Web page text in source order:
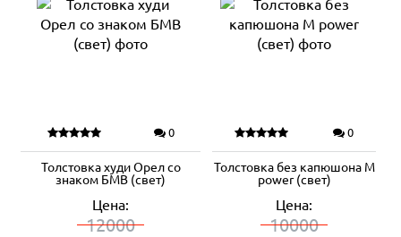
0
Толстовка худи Орел со
знаком БМВ (свет)
Цена:
12000
0
Толстовка без капюшона M
power (свет)
Цена:
10000